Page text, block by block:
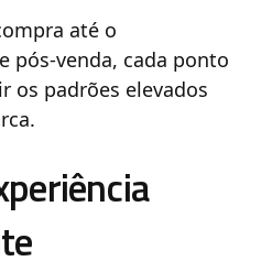
até o
pós-venda, cada ponto
os padrões elevados